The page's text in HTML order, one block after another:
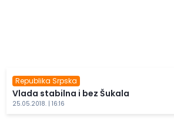
Republika Srpska
Vlada stabilna i bez Šukala
25.05.2018. | 16:16